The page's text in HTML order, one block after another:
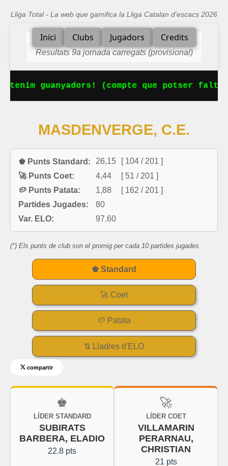
Lliga Total - La web que gamifica la Lliga Catalan d'escacs 2026
Inici Clubs Jugadors Credits
Resultats 9a jornada carregats (provisional)
guanyadors! (compte que potser falta
MASDENVERGE, C.E.
♚ Punts Standard: 26,15
[ 104 / 201 ]
🚀 Punts Coet:
4,44
[ 51 / 201 ]
🥔 Punts Patata:
1,88
[ 162 / 201 ]
Partides Jugades:
80
Var. ELO:
97.60
(*) Els punts de club son el promig per cada 10 partides jugades.
♚ Standard
🚀 Coet
🥔 Patata
⇅ Lladres d'ELO
compartir
♚
LÍDER STANDARD
SUBIRATS
BARBERA, ELADIO
22.8 pts
🚀
LÍDER COET
VILLAMARIN
PERARNAU,
CHRISTIAN
21 pts